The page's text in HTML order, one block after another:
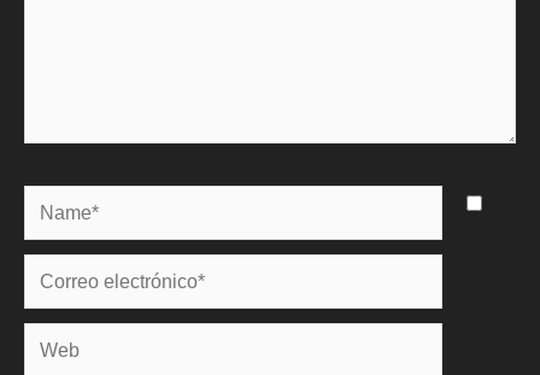
Name*
Correo
electrónico*
Web